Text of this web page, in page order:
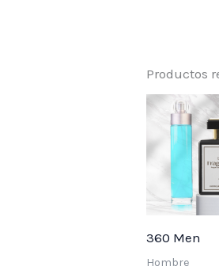
Productos
360 Men
Hombre